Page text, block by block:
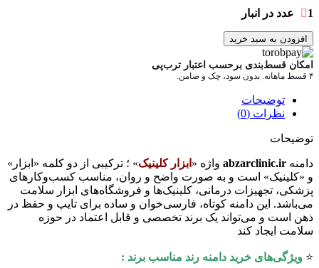
1 عدد در انبار
افزودن به سبد خرید
امکان قسط‌بندی برحسب اعتبار ترب‌پی
۴ قسط ماهانه. بدون سود، چک و ضامن.
توضیحات
نظرات (0)
توضیحات
دامنه abzarclinic.ir واژه « ابزار کلینیک» ؛ ترکیبی از دو کلمه «ابزار»
و «کلینیک» است و به صورت واضح و روان، مناسب کسب‌وکارهای
پزشکی، تجهیزات درمانی، کلینیک‌ها و فروشگاه‌های ابزار سلامت
می‌باشد. این دامنه کوتاه، فارسی‌خوان و ساده برای تایپ و حفظ در
ذهن است و می‌تواند یک برند تخصصی و قابل اعتماد در حوزه
سلامت ایجاد کند
⭐️ ویژگی‌های خرید دامنه رند مناسب برند :